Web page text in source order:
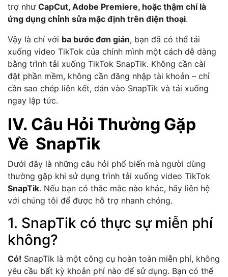
trợ như CapCut, Adobe Premiere, hoặc thậm chí là
ứng dụng chỉnh sửa mặc định trên điện thoại.
Vậy là chỉ với ba bước đơn giản, bạn đã có thể tải
xuống video TikTok của chính mình một cách dễ dàng
bằng trình tải xuống TikTok SnapTik. Không cần cài
đặt phần mềm, không cần đăng nhập tài khoản – chỉ
cần sao chép liên kết, dán vào SnapTik và tải xuống
ngay lập tức.
IV. Câu Hỏi Thường Gặp
Về SnapTik
Dưới đây là những câu hỏi phổ biến mà người dùng
thường gặp khi sử dụng trình tải xuống video TikTok
SnapTik. Nếu bạn có thắc mắc nào khác, hãy liên hệ
với chúng tôi để được hỗ trợ nhanh chóng.
1. SnapTik có thực sự miễn phí
không?
Có! SnapTik là một công cụ hoàn toàn miễn phí, không
yêu cầu bất kỳ khoản phí nào để sử dụng. Bạn có thể